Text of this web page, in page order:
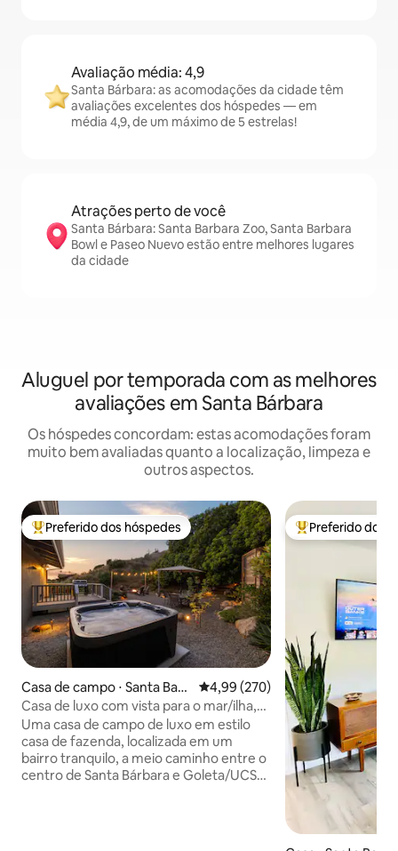
Avaliação média: 4,9
Santa Bárbara: as acomodações da cidade têm
avaliações excelentes dos hóspedes — em
média 4,9, de um máximo de 5 estrelas!
Atrações perto de você
Santa Bárbara: Santa Barbara Zoo, Santa Barbara
Bowl e Paseo Nuevo estão entre melhores lugares
da cidade
Aluguel por temporada com as melhores
avaliações em Santa Bárbara
Os hóspedes concordam: estas acomodações foram
muito bem avaliadas quanto a localização, limpeza e
outros aspectos.
Entre os melhores preferidos dos hóspedes
Preferido dos hóspedes
Casa de campo ⋅ Santa Barb
ara
4,99 de uma avaliação média de
4,99 (270)
Casa de luxo com vista para o mar/ilha,
jacuzzi e ar-condicionado
Uma casa de campo de luxo em estilo
casa de fazenda, localizada em um
bairro tranquilo, a meio caminho entre o
centro de Santa Bárbara e Goleta/UCSB
Entre os
Preferido dos